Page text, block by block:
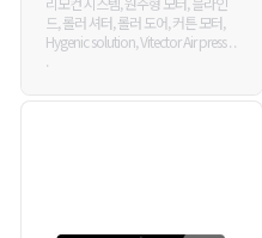
드, 롤러 셔터, 롤러 도어, 커튼 모터,
Hygenic solution, Vitector Air press . .
.